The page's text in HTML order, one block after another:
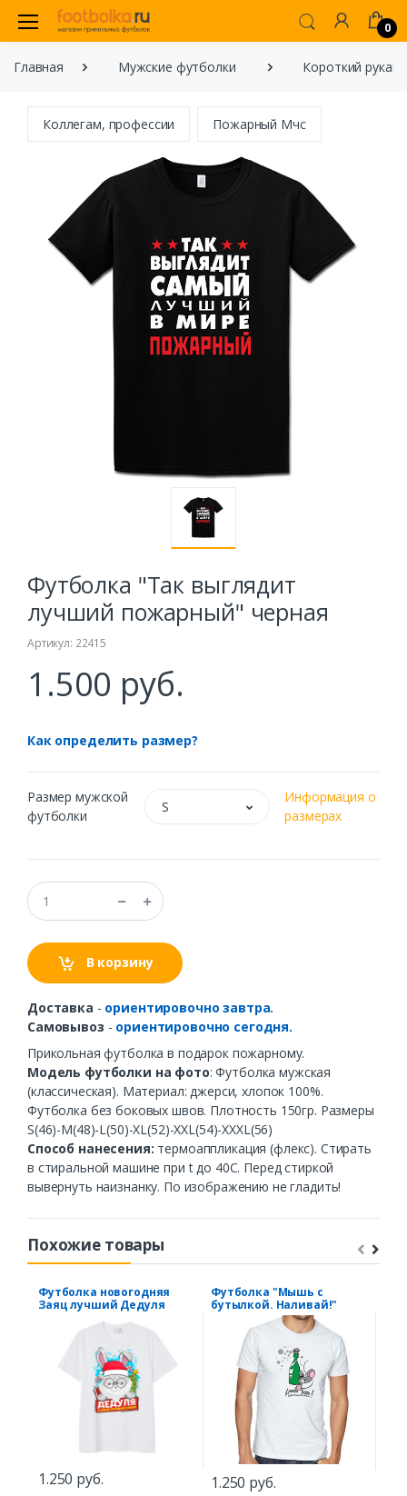
0
Главная Мужские футболки Короткий рукав
Коллегам, профессии Пожарный Мчс
Футболка "Так выглядит
лучший пожарный" черная
Артикул: 22415
1.500 руб.
Как определить размер?
Размер мужской
футболки
S
Информация о
размерах
В корзину
Доставка - ориентировочно завтра.
Самовывоз - ориентировочно сегодня.
Прикольная футболка в подарок пожарному.
Модель футболки на фото: Футболка мужская
(классическая). Материал: джерси, хлопок 100%.
Футболка без боковых швов. Плотность 150гр. Размеры
S(46)-M(48)-L(50)-XL(52)-XXL(54)-XXXL(56)
Способ нанесения: термоаппликация (флекс). Стирать
в стиральной машине при t до 40С. Перед стиркой
вывернуть наизнанку. По изображению не гладить!
Похожие товары
Футболка новогодняя
Заяц лучший Дедуля
1.250 руб.
Футболка "Мышь с
бутылкой. Наливай!"
1.250 руб.